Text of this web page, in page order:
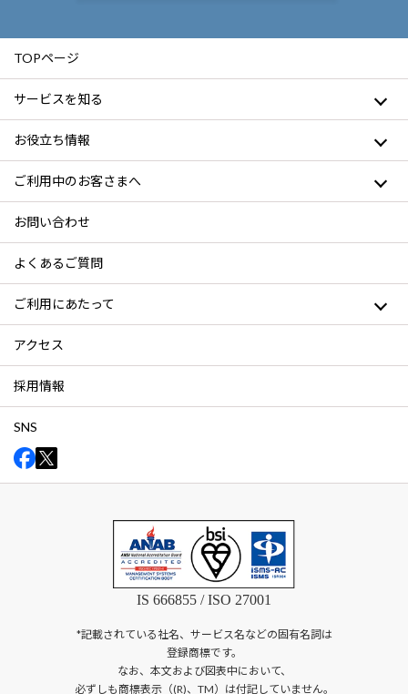
TOPページ
サービスを知る
お役立ち情報
ご利用中のお客さまへ
お問い合わせ
よくあるご質問
ご利用にあたって
アクセス
採用情報
SNS
IS 666855 / ISO 27001
*記載されている社名、サービス名などの固有名詞は
登録商標です。
なお、本文および図表中において、
必ずしも商標表示（(R)、TM）は付記していません。